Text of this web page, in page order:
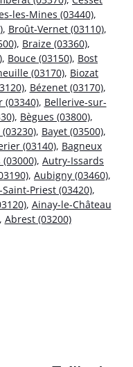
les-Mines (03440),
, Broût-Vernet (03110),
, Braize (03360),
, Bouce (03150), Bost
(03170), Biozat
, Bézenet (03170),
(03340), Bellerive-sur-
, Bègues (03800),
, Bayet (03500),
(03140), Bagneux
, Autry-Issards
, Aubigny (03460),
Priest (03420),
, Ainay-le-Château
Abrest (03200)